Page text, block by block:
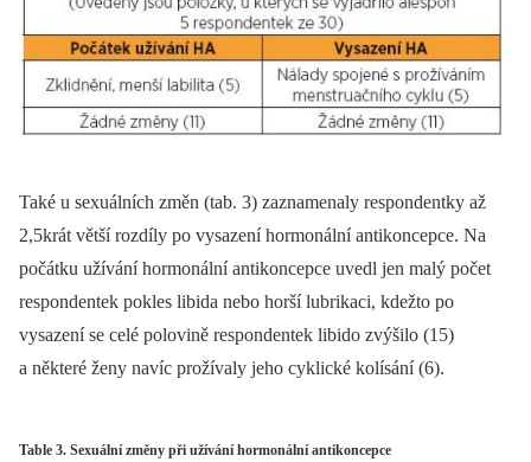
Také u sexuálních změn (tab. 3) zaznamenaly respondentky až
2,5krát větší rozdíly po vysazení hormonální antikoncepce. Na
počátku užívání hormonální antikoncepce uvedl jen malý počet
respondentek pokles libida nebo horší lubrikaci, kdežto po
vysazení se celé polovině respondentek libido zvýšilo (15)
a některé ženy navíc prožívaly jeho cyklické kolísání (6).
Table 3. Sexuální změny při užívání hormonální antikoncepce